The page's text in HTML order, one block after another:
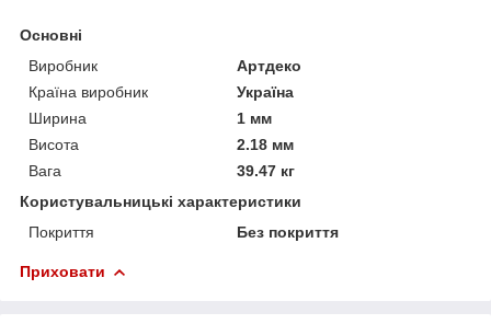
Основні
Виробник
Артдеко
Країна виробник
Україна
Ширина
1 мм
Висота
2.18 мм
Вага
39.47 кг
Користувальницькі характеристики
Покриття
Без покриття
Приховати